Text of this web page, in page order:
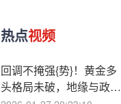
热点视频
回调不掩强{势}！黄金多
头格局未破，地缘与政策